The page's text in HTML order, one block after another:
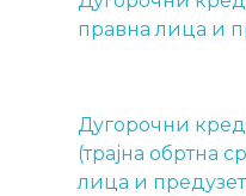
правна лица и
Дугорочни
(трајна обртна
лица и